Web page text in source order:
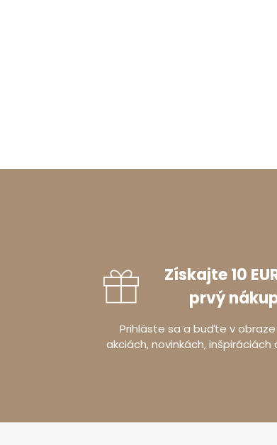
Získajte 10
prvý
Prihláste sa a buďte v
akciách, novinkách,